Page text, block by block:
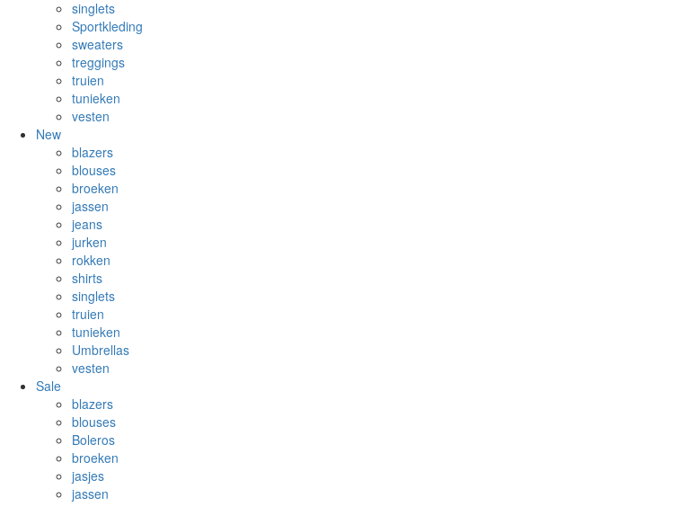
singlets
Sportkleding
sweaters
treggings
truien
tunieken
vesten
New
blazers
blouses
broeken
jassen
jeans
jurken
rokken
shirts
singlets
truien
tunieken
Umbrellas
vesten
Sale
blazers
blouses
Boleros
broeken
jasjes
jassen